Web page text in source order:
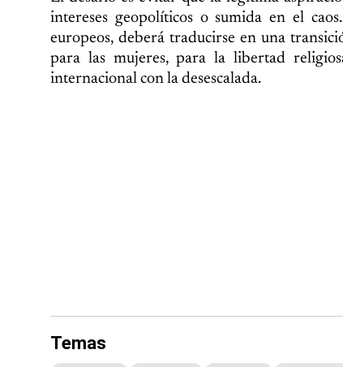
intereses geopolíticos o sumida en el
europeos, deberá traducirse en una
para las mujeres, para la libertad
internacional con la desescalada.
Temas